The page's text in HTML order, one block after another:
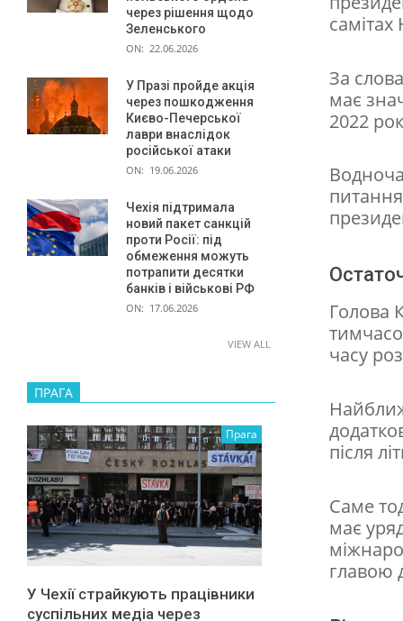
и
и
п
р
з
и
е
н
т
а
о
д
л
е
г
За
має
2022
Голова
часу
після
Саме
має
главою
через рішення щодо
Зеленського
ON: 22.06.2026
У Празі пройде акція
через пошкодження
Києво-Печерської
лаври внаслідок
російської атаки
ON: 19.06.2026
Чехія підтримала
новий пакет санкцій
проти Росії: під
обмеження можуть
потрапити десятки
банків і військові РФ
ON: 17.06.2026
VIEW ALL
ПРАГА
Прага
У Чехії страйкують працівники
суспільних медіа через